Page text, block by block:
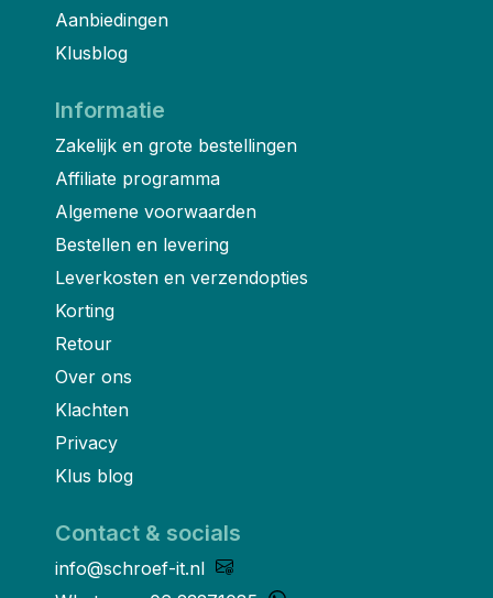
Aanbiedingen
Klusblog
Informatie
Zakelijk en grote bestellingen
Affiliate programma
Algemene voorwaarden
Bestellen en levering
Leverkosten en verzendopties
Korting
Retour
Over ons
Klachten
Privacy
Klus blog
Contact & socials
info@schroef-it.nl